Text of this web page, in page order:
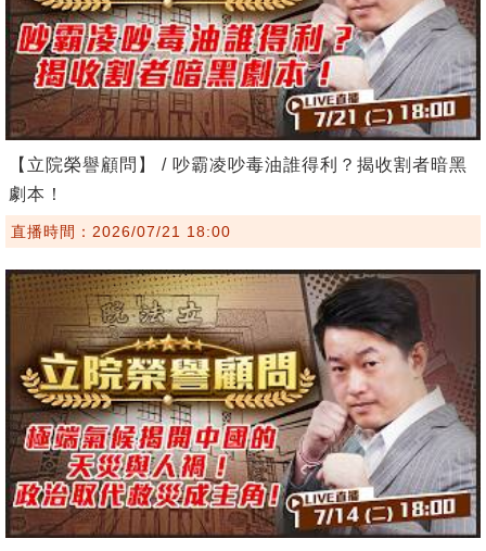
【立院榮譽顧問】 / 吵霸凌吵毒油誰得利？揭收割者暗黑
劇本！
直播時間：2026/07/21 18:00